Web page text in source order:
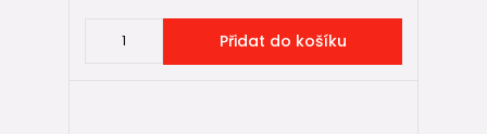
Přidat do košíku